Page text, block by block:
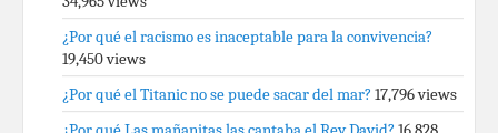
¿Por qué el racismo es inaceptable para la convivencia?
19,450 views
¿Por qué el Titanic no se puede sacar del mar? 17,796 views